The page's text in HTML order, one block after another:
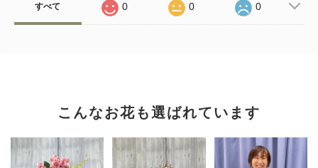
すべて 0 0 0
こんなお花も選ばれています